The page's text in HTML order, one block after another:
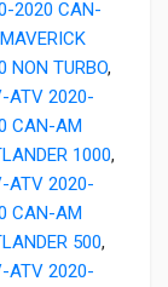
2020 CAN-
NON TURBO,
ATV 2020-
CAN-AM
1000,
ATV 2020-
CAN-AM
500,
ATV 2020-